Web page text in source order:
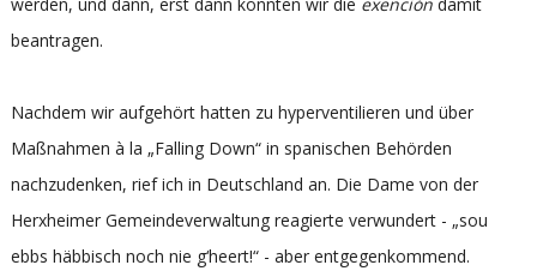
beantragen.
Nachdem wir aufgehört hatten zu hyperventilieren und über
Maßnahmen à la „Falling Down“ in spanischen Behörden
nachzudenken, rief ich in Deutschland an. Die Dame von der
Herxheimer Gemeindeverwaltung reagierte verwundert - „sou
ebbs häbbisch noch nie g‘heert!“ - aber entgegenkommend.